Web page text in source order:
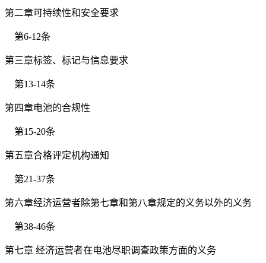
第二章可持续性和安全要求
第6-12条
第三章标签、标记与信息要求
第13-14条
第四章电池的合规性
第15-20条
第五章合格评定机构通知
第21-37条
第六章经济运营者除第七章和第八章规定的义务以外的义务
第38-46条
第七章 经济运营者在电池尽职调查政策方面的义务